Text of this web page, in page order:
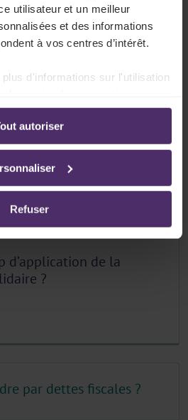
utilisateur et un meilleur
et des informations
à vos centres d’intérêt.
d'informations sur l'utilisation
-Politique en matière
autoriser
Refuser
par responsabilité
fiscales ?
d’application de la
?
par dettes fiscales ?